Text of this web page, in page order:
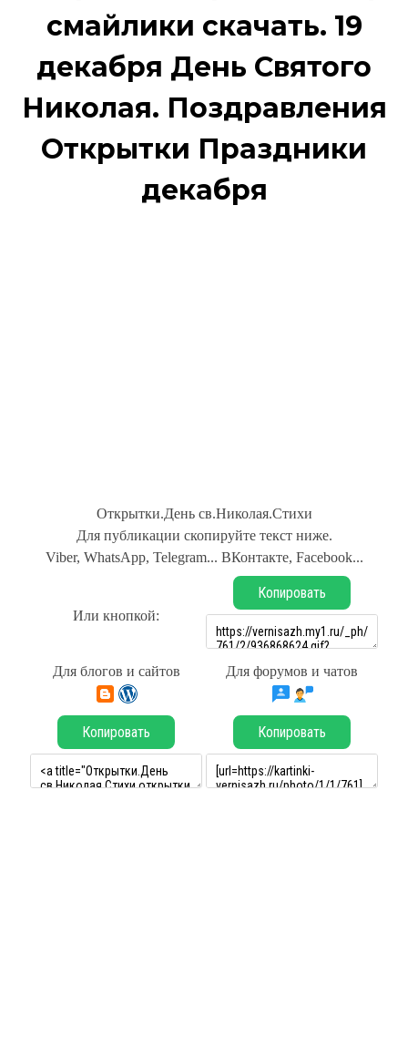
смайлики скачать. 19
декабря День Святого
Николая. Поздравления
Открытки Праздники
декабря
Открытки.День св.Николая.Стихи
Для публикации скопируйте текст ниже.
Viber, WhatsApp, Telegram... ВКонтакте, Facebook...
Или кнопкой:
Копировать
Для блогов и сайтов Для форумов и чатов
Копировать Копировать